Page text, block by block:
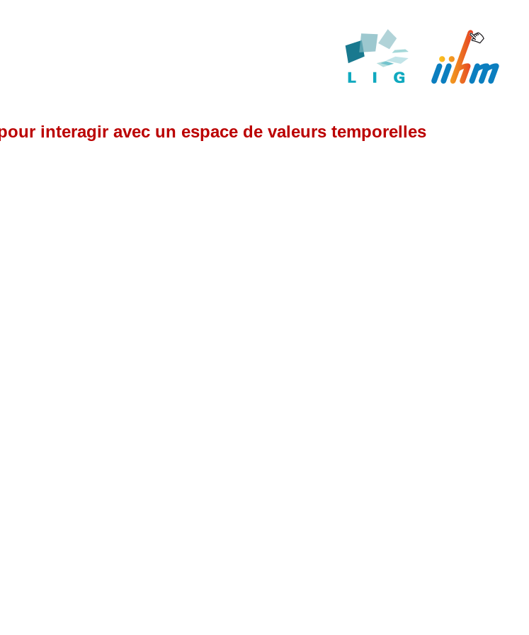
interagir avec un espace de valeurs temporelles